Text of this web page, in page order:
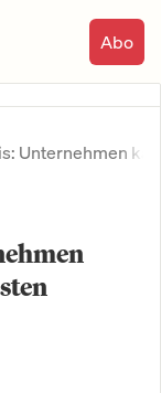
Abo
Unternehmen